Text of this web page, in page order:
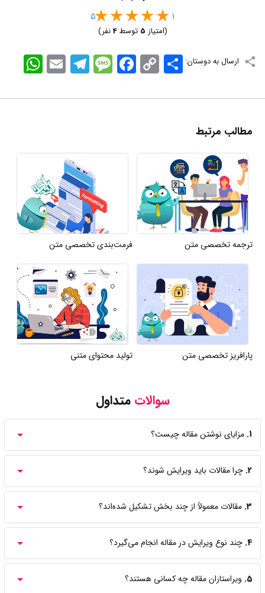
1
5
(امتیاز 5 توسط4نفر)
ارسال به دوستان: WhatsApp EmailTelegramMessageFacebook Copy
Link
اشتراک
مطالب مرتبط
ترجمه تخصصی متن فرمت‌بندی تخصصی متن
پارافریز تخصصی متن تولید محتوای متنی
سوالاتمتداول
1. مزایای نوشتن مقاله چیست؟
2. چرا مقالات باید ویرایش شوند؟
3. مقالات معمولاً از چند بخش تشکیل شده‌اند؟
4. چند نوع ویرایش در مقاله انجام می‌گیرد؟
5. ویراستاران مقاله چه کسانی هستند؟